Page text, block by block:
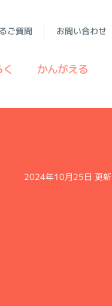
ご質問 お問い合わせ
かんがえる
2024年10月25日 更新